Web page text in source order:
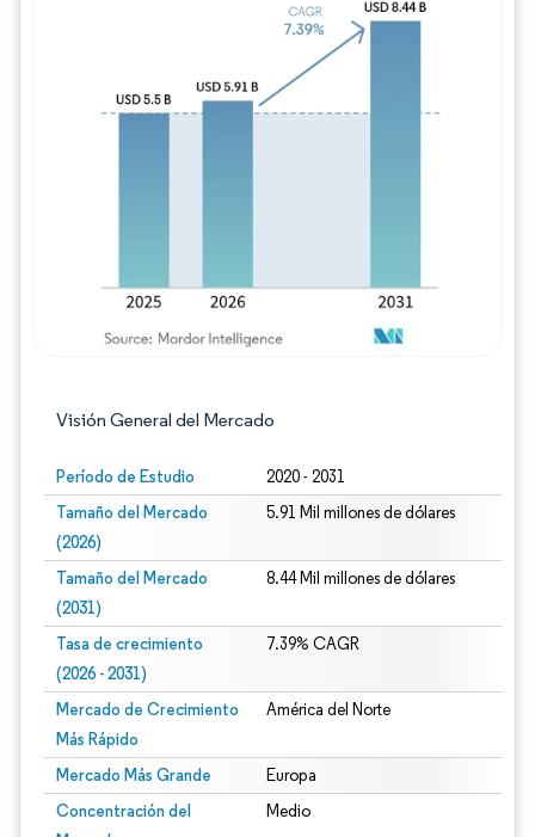
Visión General del Mercado
Período de Estudio 2020 - 2031
Tamaño del Mercado
(2026)
5.91 Mil millones de dólares
Tamaño del Mercado
(2031)
8.44 Mil millones de dólares
Tasa de crecimiento
(2026 - 2031)
7.39% CAGR
Mercado de Crecimiento
Más Rápido
América del Norte
Mercado Más Grande Europa
Concentración del
Medio